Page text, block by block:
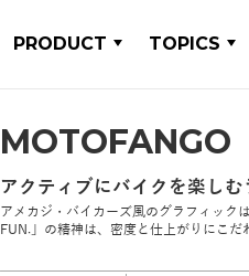
PRODUCT TOPICS
MOTOFANGO
アクティブにバイクを楽し
アメカジ・バイカーズ風のグラフィック
FUN.」の精神は、密度と仕上がりにこだ